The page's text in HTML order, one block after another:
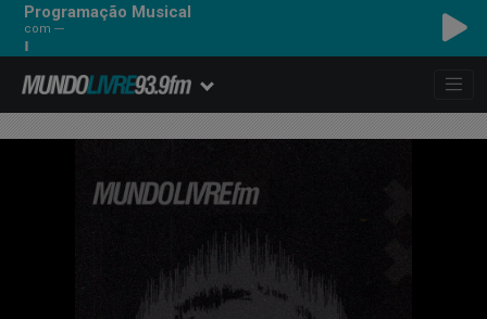
Programação Musical
com ---